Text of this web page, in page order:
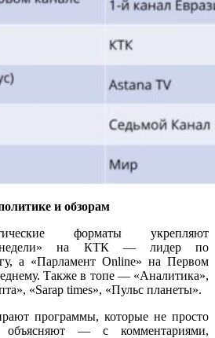
и обзорам
форматы укрепляют
недели» на КТК — лидер по
а «Парламент Online» на Первом
Также в топе — «Аналитика»,
«Sarap times», «Пульс планеты».
программы, которые не просто
— с комментариями,